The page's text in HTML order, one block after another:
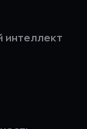
интеллект